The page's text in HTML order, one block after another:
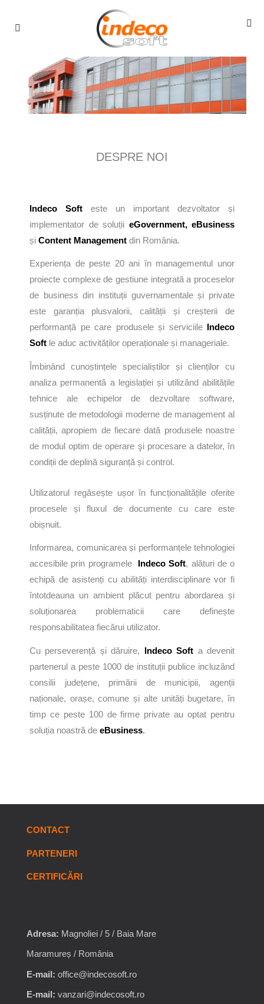
DESPRE NOI
Indeco Soft este un important dezvoltator și
implementator de soluții eGovernment, eBusiness
și Content Management din România.
Experiența de peste 20 ani în managementul unor
proiecte complexe de gestiune integrată a proceselor
de business din instituții guvernamentale și private
este garanția plusvalorii, calității și creșterii de
performanță pe care produsele și serviciileIndeco
Soft le aduc activităților operaționale și manageriale.
Îmbinând cunoștințele specialiștilor și clienților cu
analiza permanentă a legislației și utilizând abilitățile
tehnice ale echipelor de dezvoltare software,
susținute de metodologii moderne de management al
calității, apropiem de fiecare dată produsele noastre
de modul optim de operare şi procesare a datelor, în
condiții de deplină siguranță și control.
Utilizatorul regăsește ușor în funcționalitățile oferite
procesele și fluxul de documente cu care este
obișnuit.
Informarea, comunicarea și performanțele tehnologiei
accesibile prin programele Indeco Soft, alături de o
echipă de asistenți cu abilități interdisciplinare vor fi
întotdeauna un ambient plăcut pentru abordarea și
soluționarea problematicii care definește
responsabilitatea fiecărui utilizator.
Cu perseverență și dăruire, Indeco Soft a devenit
partenerul a peste 1000 de instituții publice incluzând
consilii județene, primării de municipii, agenții
naționale, orașe, comune și alte unități bugetare, în
timp ce peste 100 de firme private au optat pentru
soluția noastră de eBusiness.
CONTACT
PARTENERI
CERTIFICĂRI
Adresa: Magnoliei / 5 / Baia Mare
Maramureș / România
E-mail: office@indecosoft.ro
E-mail: vanzari@indecosoft.ro